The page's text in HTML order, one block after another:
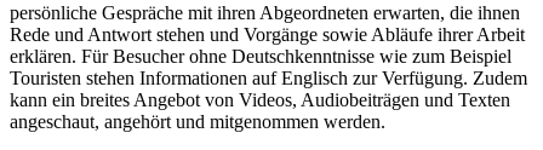
persönliche Gespräche mit ihren Abgeordneten erwarten, die ihnen
Rede und Antwort stehen und Vorgänge sowie Abläufe ihrer Arbeit
erklären. Für Besucher ohne Deutschkenntnisse wie zum Beispiel
Touristen stehen Informationen auf Englisch zur Verfügung. Zudem
kann ein breites Angebot von Videos, Audiobeiträgen und Texten
angeschaut, angehört und mitgenommen werden.